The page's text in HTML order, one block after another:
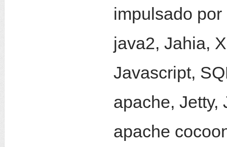
impulsado
java2, Jahia,
Javascript,
apache, Jetty,
apache